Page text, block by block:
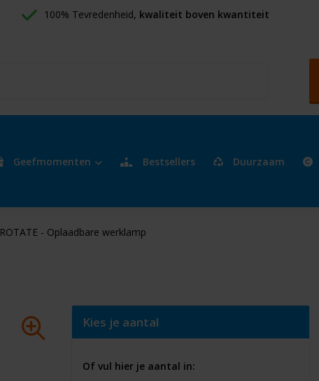
100% Tevredenheid, kwaliteit boven kwantiteit
Geefmomenten Bestsellers Duurzaam
ROTATE - Oplaadbare werklamp
Kies je aantal
Of vul hier je aantal in: